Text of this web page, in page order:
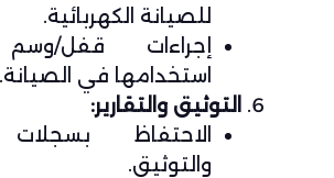
للصيانة الكهربائية.
إجراءات قفل/
استخدامها في الصيانة.
التوثيق والتقارير:
الاحتفاظ بسجلات
والتوثيق.